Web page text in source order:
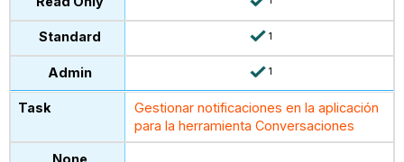
1
1
Gestionar notificaciones en la aplicación
para la herramienta Conversaciones